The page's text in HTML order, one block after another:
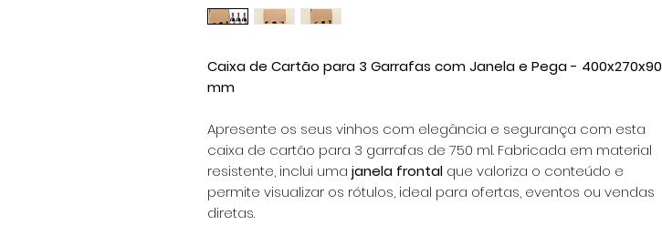
Caixa de Cartão para 3 Garrafas com Janela e Pega - 400x270x90
mm
Apresente os seus vinhos com elegância e segurança com esta
caixa de cartão para 3 garrafas de 750 ml. Fabricada em material
resistente, inclui uma janela frontal que valoriza o conteúdo e
permite visualizar os rótulos, ideal para ofertas, eventos ou vendas
diretas.